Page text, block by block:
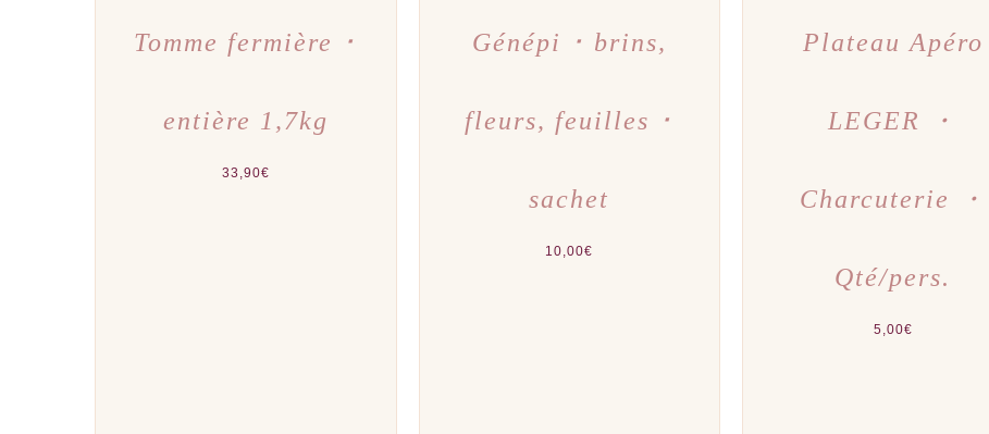
Tomme fermière ･
entière 1,7kg
33,90€
Génépi ･ brins,
fleurs, feuilles ･
sachet
10,00€
Plateau Apéro
LEGER ・
Charcuterie ・
Qté/pers.
5,00€